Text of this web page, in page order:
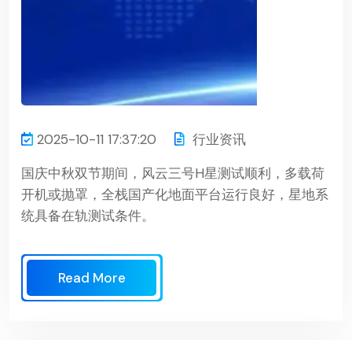
2025-10-11 17:37:20
行业资讯
国庆中秋双节期间，风云三号H星测试顺利，多载荷
开机或抛罩，全栈国产化地面平台运行良好，星地系
统具备在轨测试条件。
Read More